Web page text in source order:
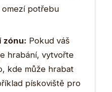
potřebu
zónu: Pokud váš
hrabání, vytvořte
kde může hrabat
pískoviště pro